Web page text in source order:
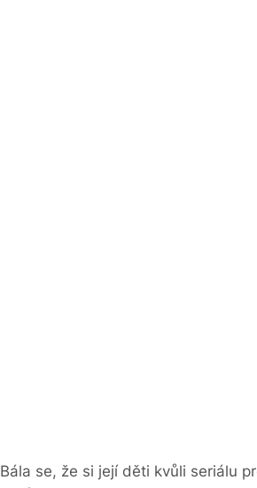
Bála se, že si její děti kvůli seriálu